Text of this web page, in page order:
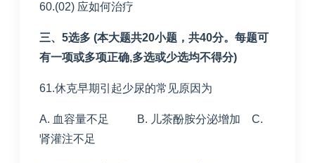
60.(02) 应如何治疗
三、5选多 (本大题共20小题，共40分。每题可
有一项或多项正确,多选或少选均不得分)
61.休克早期引起少尿的常见原因为
A. 血容量不足 B. 儿茶酚胺分泌增加 C.
肾灌注不足